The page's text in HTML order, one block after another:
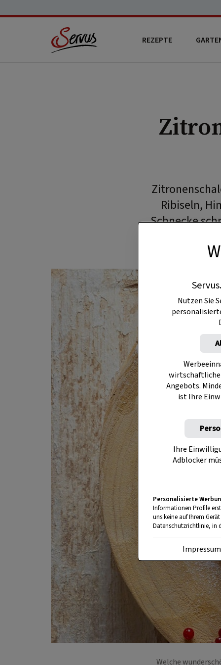
REZEPTE
Ribiseln,
Schnecke
Welche
Nutzen Sie
Angebots.
ist Ihre
Ihre
Adblocker
Personalisierte
Informationen Profile
uns keine auf Ihrem
Datenschutzrichtlinie, in
Impressum